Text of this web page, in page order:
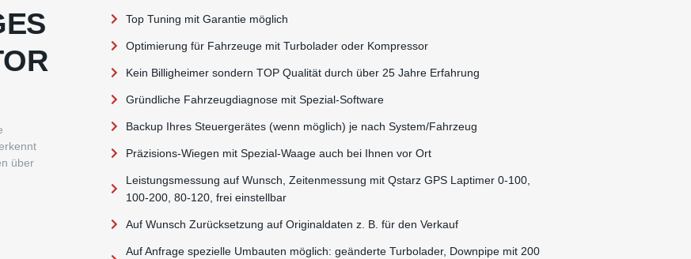
über
Top Tuning mit Garantie möglich
Optimierung für Fahrzeuge mit Turbolader oder Kompressor
Kein Billigheimer sondern TOP Qualität durch über 25 Jahre Erfahrung
Gründliche Fahrzeugdiagnose mit Spezial-Software
Backup Ihres Steuergerätes (wenn möglich) je nach System/Fahrzeug
Präzisions-Wiegen mit Spezial-Waage auch bei Ihnen vor Ort
Leistungsmessung auf Wunsch, Zeitenmessung mit Qstarz GPS Laptimer 0-100,
100-200, 80-120, frei einstellbar
Auf Wunsch Zurücksetzung auf Originaldaten z. B. für den Verkauf
Auf Anfrage spezielle Umbauten möglich: geänderte Turbolader, Downpipe mit 200